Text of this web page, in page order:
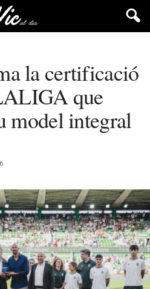
la certificació
que
model integral